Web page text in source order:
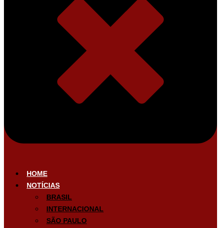
HOME
NOTÍCIAS
BRASIL
INTERNACIONAL
SÃO PAULO